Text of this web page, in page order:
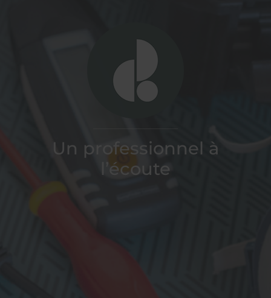
Un professionnel à
l’écoute